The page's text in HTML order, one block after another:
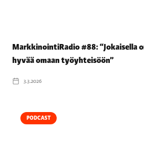
MarkkinointiRadio #88: “Jokaisella
hyvää omaan työyhteisöön”
3.3.2026
PODCAST